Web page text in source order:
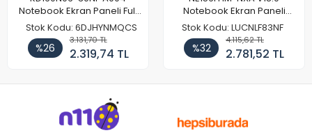
Notebook Ekran Paneli Full
HD
Stok Kodu: 6DJHYNMQCS
%26
3.131,70 TL
2.319,74 TL
Notebook Ekran Paneli
144Hz
Stok Kodu: LUCNLF83NF
%32
4.115,62 TL
2.781,52 TL